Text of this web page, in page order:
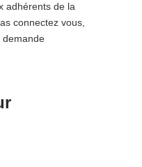
adhérents de la
connectez vous,
demande